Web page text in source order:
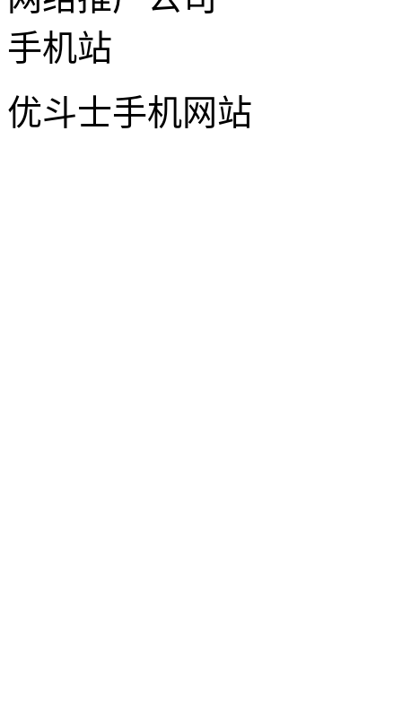
优斗士手机网站